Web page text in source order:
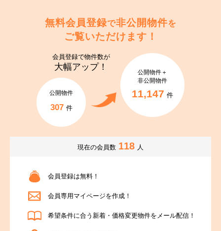
無料会員登録で非公開物件を
ご覧いただけます！
会員登録で物件数が
大幅アップ！
公開物件
307 件
公開物件＋
非公開物件
11,147 件
現在の会員数 118 人
会員登録は無料！
会員専用マイページを作成！
希望条件に合う新着・価格変更物件をメール配信！